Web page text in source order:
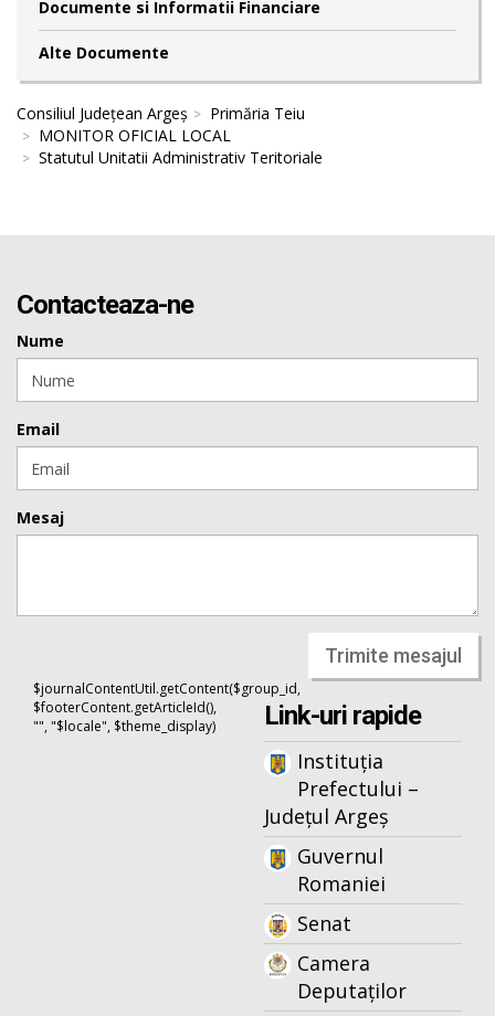
Documente si Informatii Financiare
Alte Documente
Consiliul Județean Argeș
Primăria Teiu
MONITOR OFICIAL LOCAL
Statutul Unitatii Administrativ Teritoriale
Contacteaza-ne
Nume
Email
Mesaj
Trimite mesajul
$journalContentUtil.getContent($group_id,
$footerContent.getArticleId(),
"", "$locale", $theme_display)
Link-uri rapide
Instituția
Prefectului –
Județul Argeș
Guvernul
Romaniei
Senat
Camera
Deputaților